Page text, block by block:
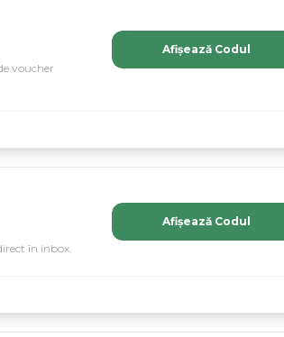
voucher
Afișează Codul
în inbox.
Afișează Codul